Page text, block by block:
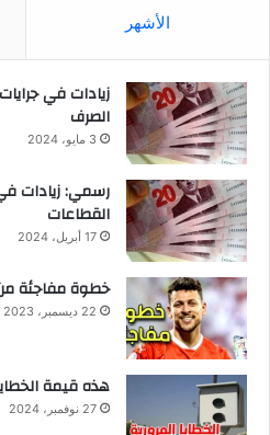
الأشهر
زيادات في
الصرف
3 مايو، 2024
رسمي: زيادات
القطاعات
17 أبريل، 2024
خطوة مفاجئة
22 ديسمبر، 2023
هذه قيمة
27 نوفمبر، 2024